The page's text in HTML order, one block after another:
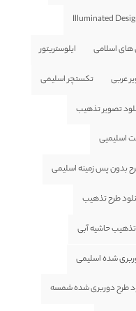
Illuminated
های اسلامی ایلوستریتور
عربی تکستچر اسلیمی
تصویر تذهیب
اسلیمیی
بدون پس زمینه اسلیمی
طرح تذهیب
تذهیب حاشیه آبی
شده اسلیمی
طرح دوربری شده شمسه